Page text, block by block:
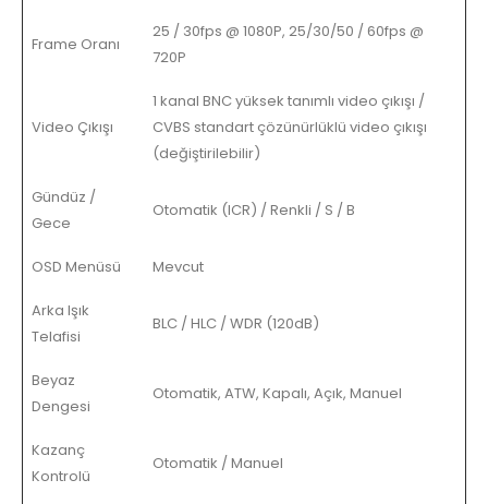
Frame Oranı
25 / 30fps @ 1080P, 25/30/50 / 60fps @
720P
Video Çıkışı
1 kanal BNC yüksek tanımlı video çıkışı /
CVBS standart çözünürlüklü video çıkışı
(değiştirilebilir)
Gündüz /
Gece
Otomatik (ICR) / Renkli / S / B
OSD Menüsü Mevcut
Arka Işık
Telafisi
BLC / HLC / WDR (120dB)
Beyaz
Dengesi
Otomatik, ATW, Kapalı, Açık, Manuel
Kazanç
Kontrolü
Otomatik / Manuel